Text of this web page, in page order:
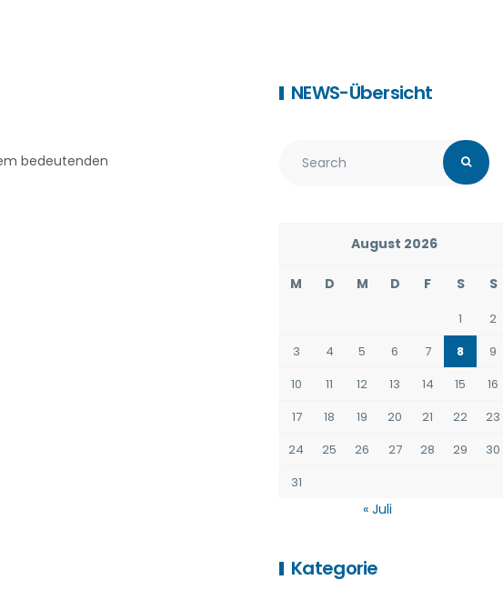
bedeutenden
NEWS-Übersicht
August 2026
M D M D F S S
1
2
3
4 5 6 7 8
9
10
11 12 13 14 15
16
17
18 19 20 21 22
23
24
25 26 27 28 29
30
31
« Juli
Kategorie